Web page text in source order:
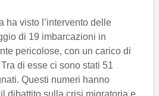
ha visto l’intervento delle
di 19 imbarcazioni in
pericolose, con un carico di
di esse ci sono stati 51
Questi numeri hanno